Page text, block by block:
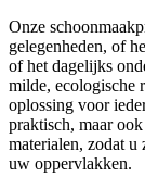
Onze
gelegenheden, of
of het dagelijks
milde, ecologische
oplossing voor
praktisch, maar
materialen, zodat u
uw oppervlakken.